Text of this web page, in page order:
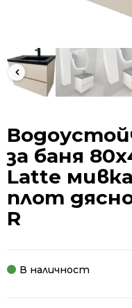
за баня
Latte
плот
R
В наличност